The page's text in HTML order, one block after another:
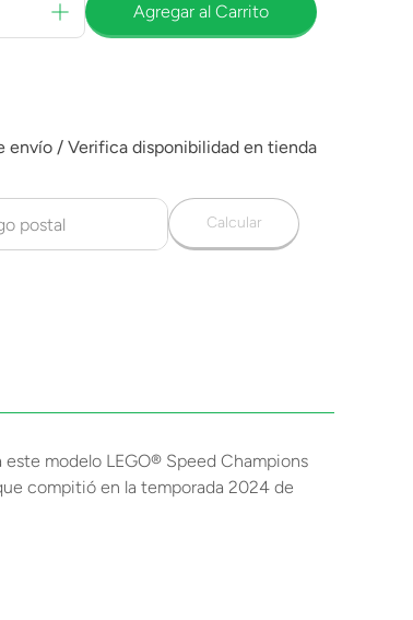
Agregar al Carrito
Calcular
modelo LEGO® Speed Champions
compitió en la temporada 2024 de